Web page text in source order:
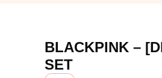
BLACKPINK –
SET